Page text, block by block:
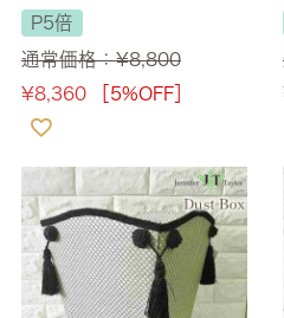
グレー(Haruno-GR) 【送
料無料】
P5倍
通常価格：¥8,800
¥8,360 ［5%OFF］